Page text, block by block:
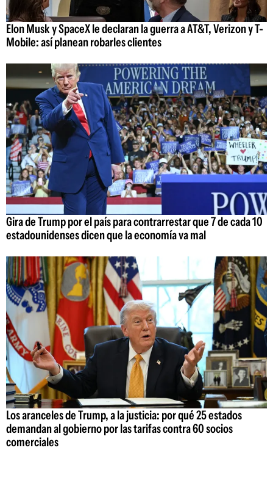
Elon Musk y SpaceX le declaran la guerra a AT&T, Verizon y T-
Mobile: así planean robarles clientes
Gira de Trump por el país para contrarrestar que 7 de cada 10
estadounidenses dicen que la economía va mal
Los aranceles de Trump, a la justicia: por qué 25 estados
demandan al gobierno por las tarifas contra 60 socios
comerciales